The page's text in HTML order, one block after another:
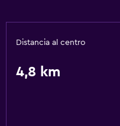
Distancia al centro
4,8 km